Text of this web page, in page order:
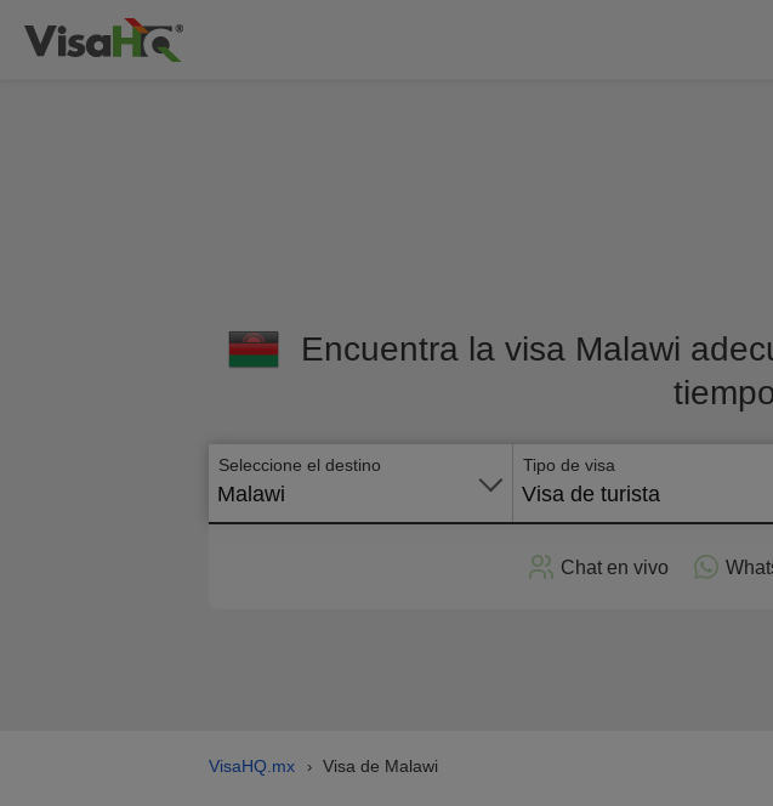
Encuentra la visa Malawi
Seleccione el destino
Malawi
Tipo de visa
Visa de turista
Chat en vivo
VisaHQ.mx › Visa de Malawi